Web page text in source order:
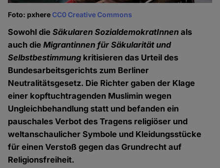
Foto: pxhereCC0 Creative Commons
Sowohl dieSäkularen SozialdemokratInnen als
auch dieMigrantinnen für Säkularität und
Selbstbestimmung kritisieren das Urteil des
Bundesarbeitsgerichts zum Berliner
Neutralitätsgesetz. Die Richter gaben der Klage
einer kopftuchtragenden Muslimin wegen
Ungleichbehandlung statt und befanden ein
pauschales Verbot des Tragens religiöser und
weltanschaulicher Symbole und Kleidungsstücke
für einen Verstoß gegen das Grundrecht auf
Religionsfreiheit.